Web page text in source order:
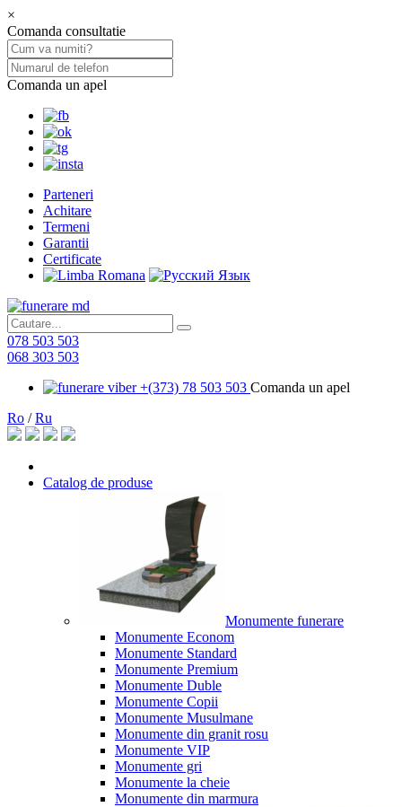
×
Comanda consultatie
Comanda un apel
Parteneri
Achitare
Termeni
Garantii
Certificate
078 503 503
068 303 503
+(373) 78 503 503 Comanda un apel
Ro /Ru
Catalog de produse
Monumente funerare
Monumente Econom
Monumente Standard
Monumente Premium
Monumente Duble
Monumente Copii
Monumente Musulmane
Monumente din granit rosu
Monumente VIP
Monumente gri
Monumente la cheie
Monumente din marmura